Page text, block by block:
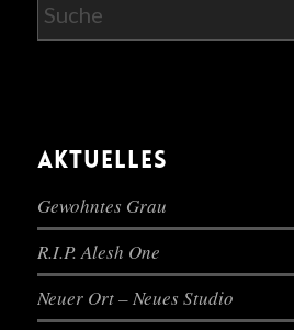
AKTUELLES
Gewohntes Grau
R.I.P. Alesh One
Neuer Ort – Neues Studio